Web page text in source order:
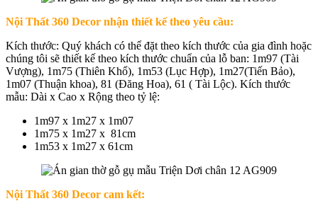
Nội Thất 360 Decor nhận thiết kế theo yêu cầu:
Kích thước: Quý khách có thể đặt theo kích thước của gia đình hoặc
chúng tôi sẽ thiết kế theo kích thước chuẩn của lỗ ban: 1m97 (Tài
Vượng), 1m75 (Thiên Khổ), 1m53 (Lục Hợp), 1m27(Tiến Bảo),
1m07 (Thuận khoa), 81 (Đăng Hoa), 61 ( Tài Lộc). Kích thước
mẫu: Dài x Cao x Rộng theo tỷ lệ:
1m97 x 1m27 x 1m07
1m75 x 1m27 x 81cm
1m53 x 1m27 x 61cm
Nội Thất 360 Decor cam kết: